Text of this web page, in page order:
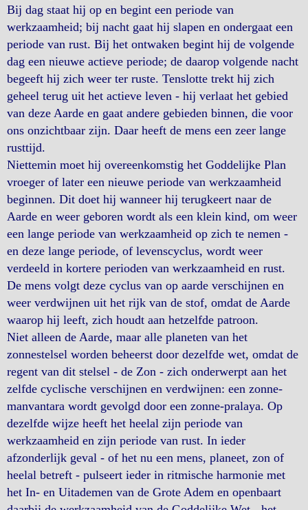
Bij dag staat hij op en begint een periode van
werkzaamheid; bij nacht gaat hij slapen en ondergaat een
periode van rust. Bij het ontwaken begint hij de volgende
dag een nieuwe actieve periode; de daarop volgende nacht
begeeft hij zich weer ter ruste. Tenslotte trekt hij zich
geheel terug uit het actieve leven - hij verlaat het gebied
van deze Aarde en gaat andere gebieden binnen, die voor
ons onzichtbaar zijn. Daar heeft de mens een zeer lange
rusttijd.
Niettemin moet hij overeenkomstig het Goddelijke Plan
vroeger of later een nieuwe periode van werkzaamheid
beginnen. Dit doet hij wanneer hij terugkeert naar de
Aarde en weer geboren wordt als een klein kind, om weer
een lange periode van werkzaamheid op zich te nemen -
en deze lange periode, of levenscyclus, wordt weer
verdeeld in kortere perioden van werkzaamheid en rust.
De mens volgt deze cyclus van op aarde verschijnen en
weer verdwijnen uit het rijk van de stof, omdat de Aarde
waarop hij leeft, zich houdt aan hetzelfde patroon.
Niet alleen de Aarde, maar alle planeten van het
zonnestelsel worden beheerst door dezelfde wet, omdat de
regent van dit stelsel - de Zon - zich onderwerpt aan het
zelfde cyclische verschijnen en verdwijnen: een zonne-
manvantara wordt gevolgd door een zonne-pralaya. Op
dezelfde wijze heeft het heelal zijn periode van
werkzaamheid en zijn periode van rust. In ieder
afzonderlijk geval - of het nu een mens, planeet, zon of
heelal betreft - pulseert ieder in ritmische harmonie met
het In- en Uitademen van de Grote Adem en openbaart